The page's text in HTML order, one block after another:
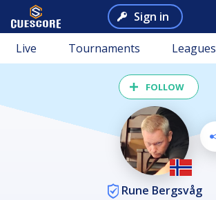
Sign in
Live Tournaments Leagues
FOLLOW
Rune Bergsvåg